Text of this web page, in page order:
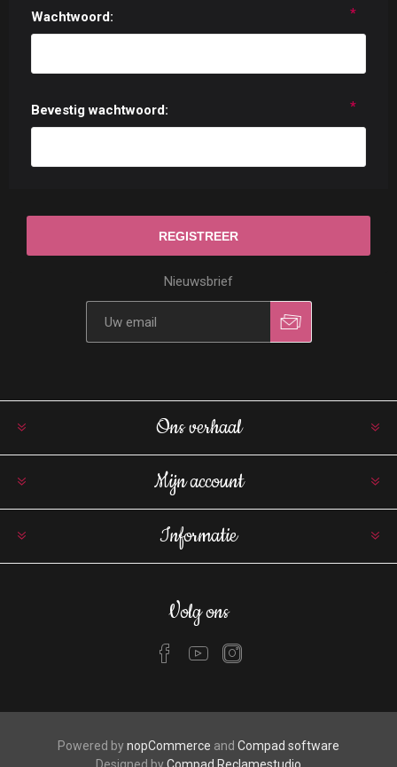
Wachtwoord: *
Bevestig wachtwoord: *
Nieuwsbrief
Ons verhaal
Mijn account
Informatie
Volg ons
Powered bynopCommerce and Compad software